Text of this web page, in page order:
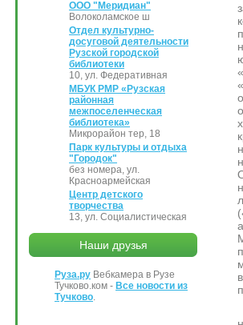
ООО "Меридиан"
Волоколамское ш
Отдел культурно-
досуговой деятельности
Рузской городской
библиотеки
10, ул. Федеративная
МБУК РМР «Рузская
районная
межпоселенческая
библиотека»
Микрорайон тер, 18
Парк культуры и отдыха
"Городок"
без номера, ул.
Красноармейская
Центр детского
творчества
13, ул. Социалистическая
Наши друзья
Руза.ру Вебкамера в Рузе
Тучково.ком - Все новости из
Тучково.